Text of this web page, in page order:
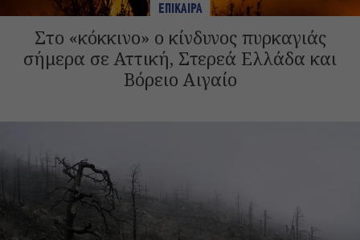
ΕΠΙΚΑΙΡΑ
Στο «κόκκινο» ο κίνδυνος πυρκαγιάς
σήμερα σε Αττική, Στερεά Ελλάδα και
Βόρειο Αιγαίο